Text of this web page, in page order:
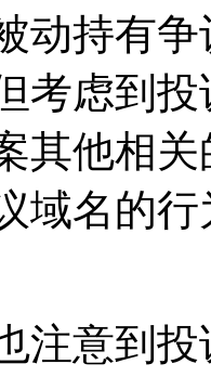
动持有
考虑到
其他相
域名的
注意到